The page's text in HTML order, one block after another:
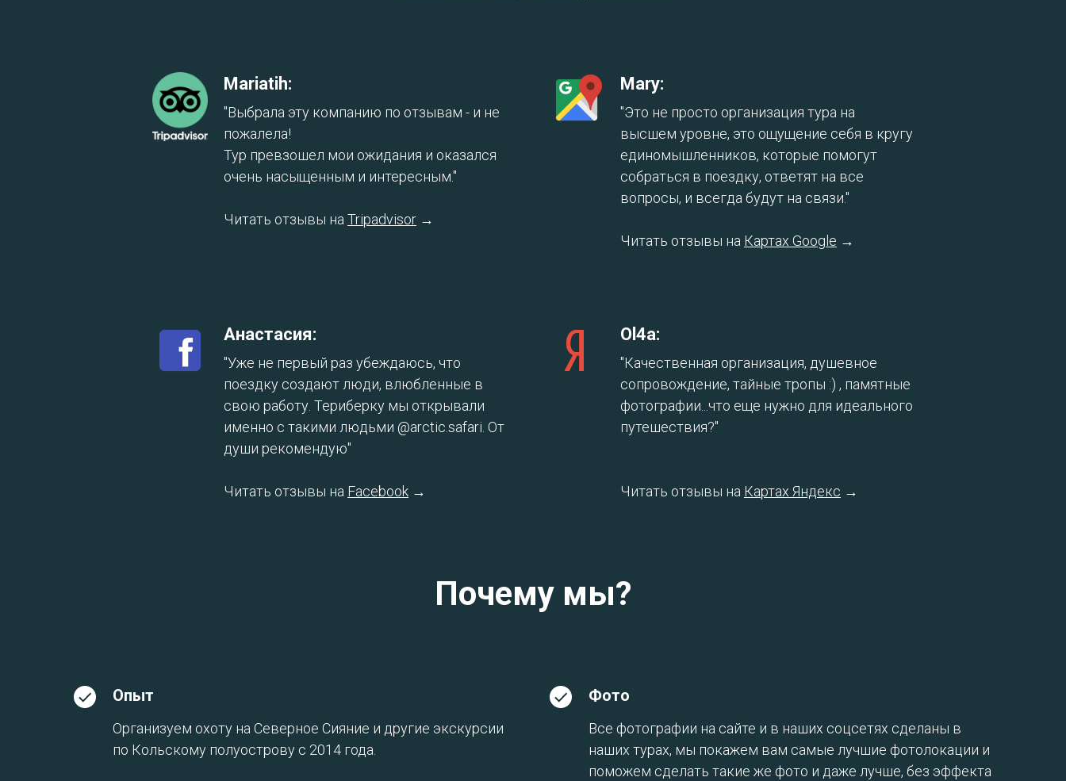
Mariatih:
"Выбрала эту компанию по отзывам - и не
пожалела!
Тур превзошел мои ожидания и оказался
очень насыщенным и интересным."
Читать отзывы наTripadvisor →
Mary:
"Это не просто организация тура на
высшем уровне, это ощущение себя в кругу
единомышленников, которые помогут
собраться в поездку, ответят на все
вопросы, и всегда будут на связи."
Читать отзывы на Картах Google →
Анастасия:
"Уже не первый раз убеждаюсь, что
поездку создают люди, влюбленные в
свою работу. Териберку мы открывали
именно с такими людьми @arctic.safari. От
души рекомендую"
Читать отзывы на Facebook →
Ol4a:
"Качественная организация, душевное
сопровождение, тайные тропы :) , памятные
фотографии...что еще нужно для идеального
путешествия?"
Читать отзывы на Картах Яндекс →
Почему мы?
Опыт
Организуем охоту на Северное Сияние и другие экскурсии
по Кольскому полуострову с 2014 года.
Фото
Все фотографии на сайте и в наших соцсетях сделаны в
наших турах, мы покажем вам самые лучшие фотолокации и
поможем сделать такие же фото и даже лучше, без эффекта